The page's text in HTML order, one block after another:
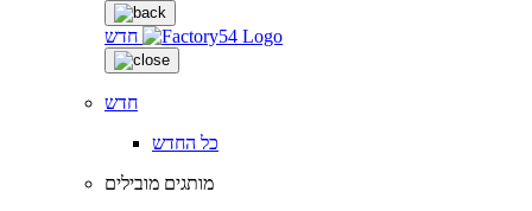
חדש
חדש
כל החדש
מותגים מובילים